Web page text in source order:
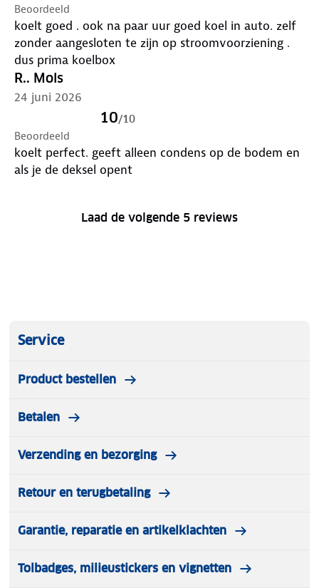
groente en fruit.
Beoordeeld
koelt goed . ook na paar uur goed koel in auto. zelf
zonder aangesloten te zijn op stroomvoorziening .
dus prima koelbox
R.. Mols
24 juni 2026
10/10
Beoordeeld
koelt perfect. geeft alleen condens op de bodem en
als je de deksel opent
Laad de volgende 5 reviews
Service
Product bestellen
Betalen
Verzending en bezorging
Retour en terugbetaling
Garantie, reparatie en artikelklachten
Tolbadges, milieustickers en vignetten